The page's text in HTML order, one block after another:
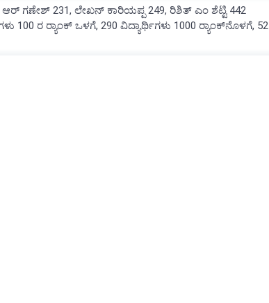
ಗಣೇಶ್‌ 231, ಲೇಖನ್‌ ಕಾರಿಯಪ್ಪ 249, ರಿಶಿತ್‌ ಎಂ ಶೆಟ್ಟಿ 442
100 ರ ರ‍್ಯಾಂಕ್ ಒಳಗೆ, 290 ವಿದ್ಯಾರ್ಥಿಗಳು 1000 ರ‍್ಯಾಂಕ್‌ನೊಳಗೆ,